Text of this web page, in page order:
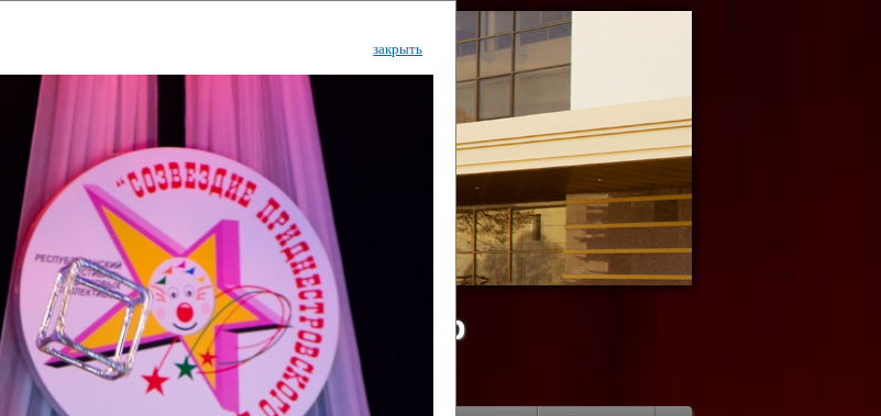
культурный центр
Республики
закрыть